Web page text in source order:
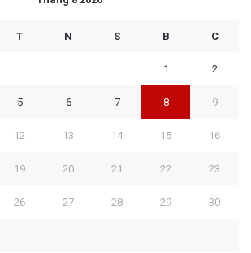
T N S B C
1 2
5 6 7 8 9
12 13 14 15 16
19 20 21 22 23
26 27 28 29 30